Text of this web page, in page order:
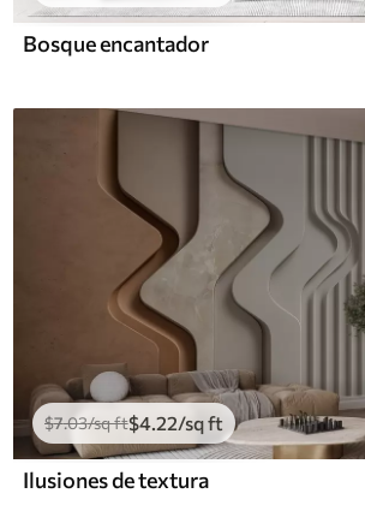
Bosque encantador
$7.03/sq ft$4.22/sq ft
Ilusiones de textura